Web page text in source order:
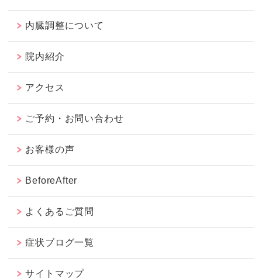
内臓調整について
院内紹介
アクセス
ご予約・お問い合わせ
お客様の声
BeforeAfter
よくあるご質問
症状ブログ一覧
サイトマップ